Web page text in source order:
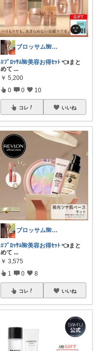
ブロッサム🌺꧂30代からの韓国美容
#ﾌﾞﾛｯｻﾑ🌺美容お得ｾｯﾄ 👈まと
めて ...
￥ 5,200
0 0 10
コレ いいね
ブロッサム🌺꧂30代からの韓国美容
#ﾌﾞﾛｯｻﾑ🌺美容お得ｾｯﾄ 👈まと
めて ...
￥ 3,575
1 0 8
コレ いいね